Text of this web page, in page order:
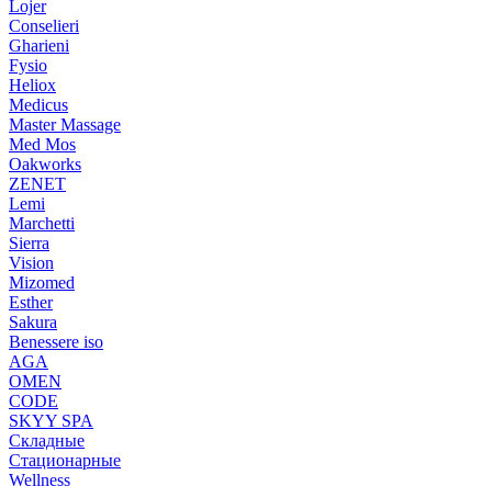
Lojer
Conselieri
Gharieni
Fysio
Heliox
Medicus
Master Massage
Med Mos
Oakworks
ZENET
Lemi
Marchetti
Sierra
Vision
Mizomed
Esther
Sakura
Benessere iso
AGA
OMEN
CODE
SKYY SPA
Складные
Стационарные
Wellness